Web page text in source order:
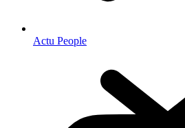
Actu People